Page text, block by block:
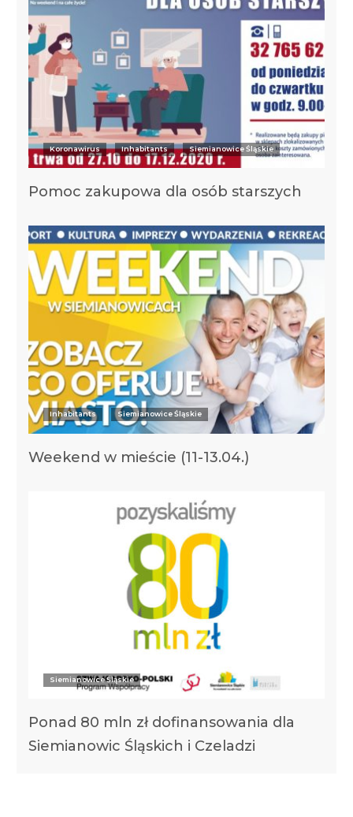
Koronawirus Inhabitants Siemianowice Śląskie
Pomoc zakupowa dla osób starszych
Inhabitants Siemianowice Śląskie
Weekend w mieście (11-13.04.)
Siemianowice Śląskie
Ponad 80 mln zł dofinansowania dla
Siemianowic Śląskich i Czeladzi